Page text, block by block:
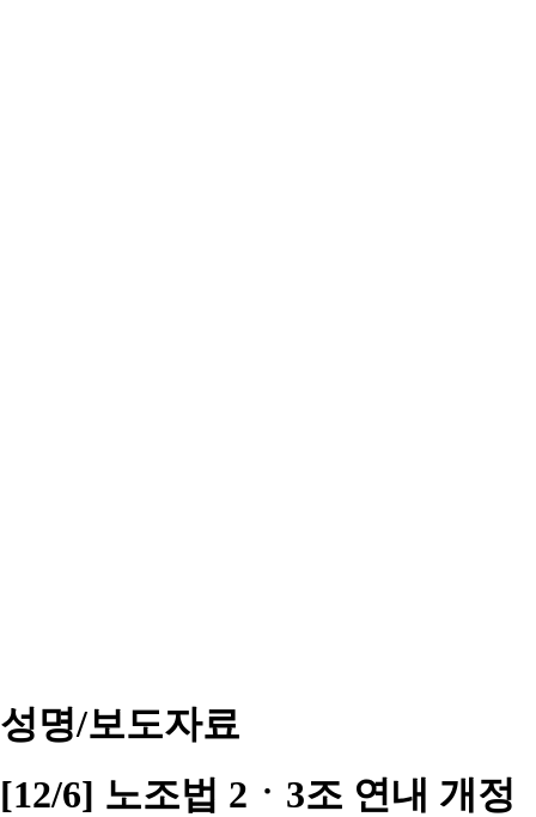
성명/보도자료
[12/6] 노조법 2ㆍ3조 연내 개정